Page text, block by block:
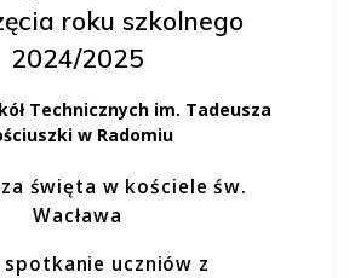
roku szkolnego
2024/2025
Technicznych im. Tadeusza
w Radomiu
święta w kościele św.
Wacława
spotkanie uczniów z